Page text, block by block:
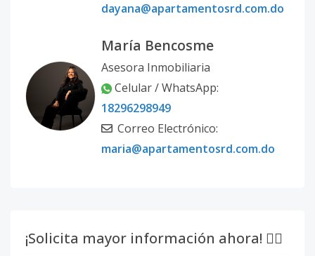
dayana@apartamentosrd.com.do
María Bencosme
Asesora Inmobiliaria
Celular / WhatsApp:
18296298949
Correo Electrónico:
maria@apartamentosrd.com.do
¡Solicita mayor información ahora! 👇🏽